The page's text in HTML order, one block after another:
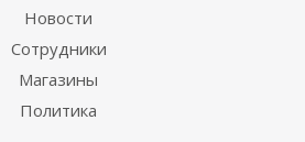
Новости
Сотрудники
Магазины
Политика